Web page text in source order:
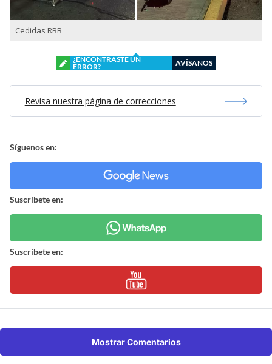
Cedidas RBB
Revisa nuestra página de correcciones